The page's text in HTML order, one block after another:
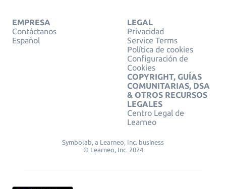
EMPRESA
Contáctanos
Español
LEGAL
Privacidad
Service Terms
Política de cookies
Configuración de
Cookies
COPYRIGHT, GUÍAS
COMUNITARIAS, DSA
& OTROS RECURSOS
LEGALES
Centro Legal de
Learneo
Symbolab, a Learneo, Inc. business
© Learneo, Inc. 2024